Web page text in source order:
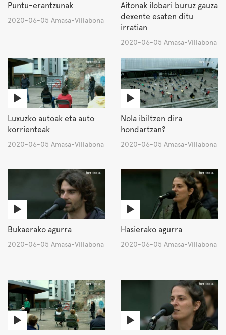
Puntu-erantzunak
2020-06-05 Amasa-Villabona
Aitonak ilobari buruz gauza
dexente esaten ditu
irratian
2020-06-05 Amasa-Villabona
Luxuzko autoak eta auto
korrienteak
2020-06-05 Amasa-Villabona
Nola ibiltzen dira
hondartzan?
2020-06-05 Amasa-Villabona
Bukaerako agurra
2020-06-05 Amasa-Villabona
Hasierako agurra
2020-06-05 Amasa-Villabona